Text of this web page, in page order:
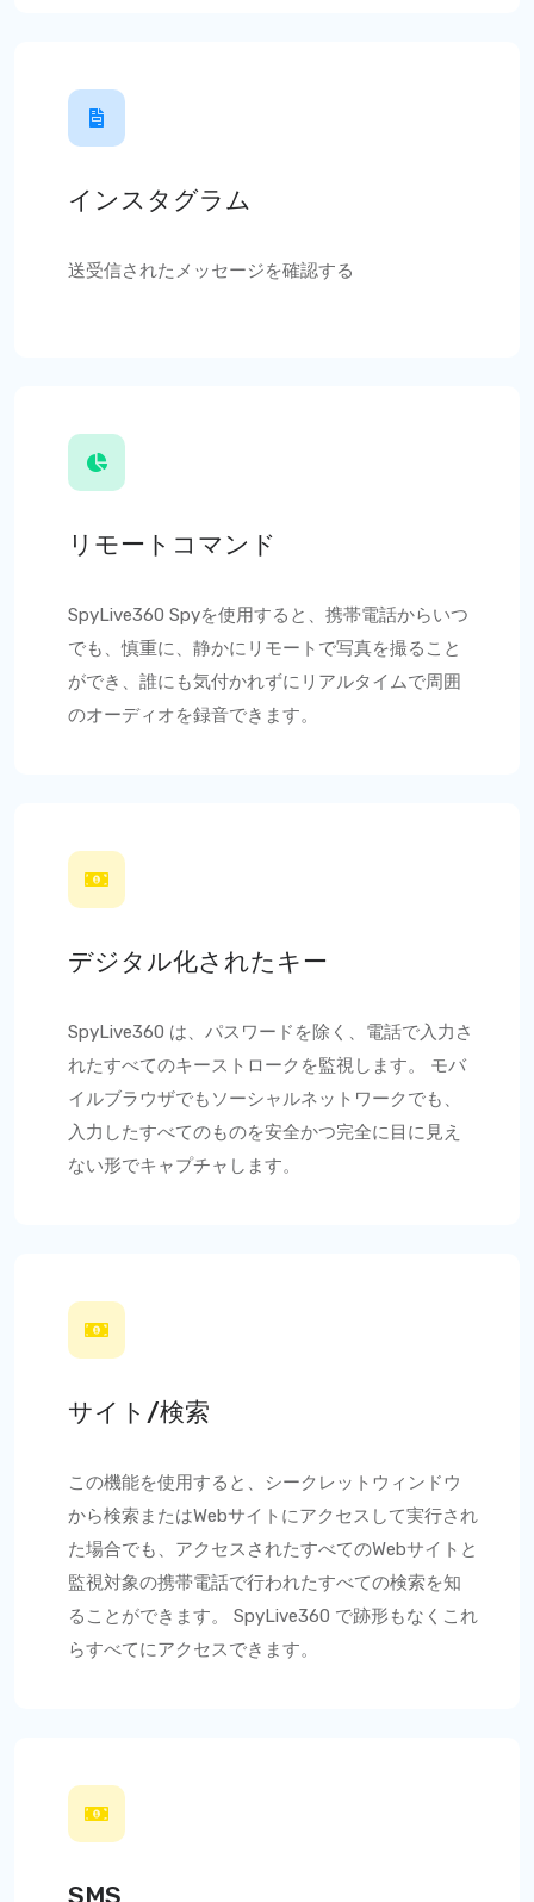
インスタグラム
送受信されたメッセージを確認する
リモートコマンド
SpyLive360 Spyを使用すると、携帯電話からいつ
でも、慎重に、静かにリモートで写真を撮ること
ができ、誰にも気付かれずにリアルタイムで周囲
のオーディオを録音できます。
デジタル化されたキー
SpyLive360 は、パスワードを除く、電話で入力さ
れたすべてのキーストロークを監視します。 モバ
イルブラウザでもソーシャルネットワークでも、
入力したすべてのものを安全かつ完全に目に見え
ない形でキャプチャします。
サイト/検索
この機能を使用すると、シークレットウィンドウ
から検索またはWebサイトにアクセスして実行され
た場合でも、アクセスされたすべてのWebサイトと
監視対象の携帯電話で行われたすべての検索を知
ることができます。
SpyLive360 で跡形もなくこれ
らすべてにアクセスできます。
SMS